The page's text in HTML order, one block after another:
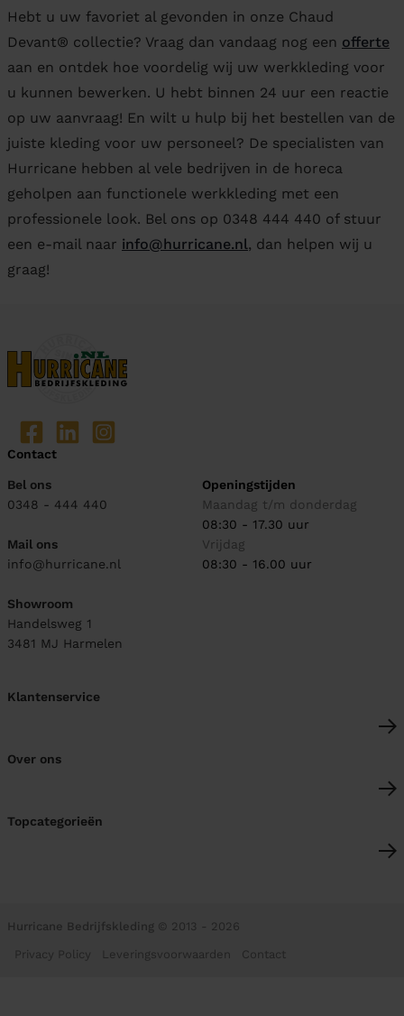
Hebt u uw favoriet al gevonden in onze Chaud
Devant® collectie? Vraag dan vandaag nog een offerte
aan en ontdek hoe voordelig wij uw werkkleding voor
u kunnen bewerken. U hebt binnen 24 uur een reactie
op uw aanvraag! En wilt u hulp bij het bestellen van de
juiste kleding voor uw personeel? De specialisten van
Hurricane hebben al vele bedrijven in de horeca
geholpen aan functionele werkkleding met een
professionele look. Bel ons op 0348 444 440 of stuur
een e-mail naar info@hurricane.nl, dan helpen wij u
graag!
Contact
Bel ons
0348 - 444 440
Mail ons
info@hurricane.nl
Showroom
Handelsweg 1
3481 MJ Harmelen
Openingstijden
Maandag t/m donderdag
08:30 - 17.30 uur
Vrijdag
08:30 - 16.00 uur
Klantenservice
Over ons
Topcategorieën
Hurricane Bedrijfskleding © 2013 - 2026
Privacy Policy Leveringsvoorwaarden Contact